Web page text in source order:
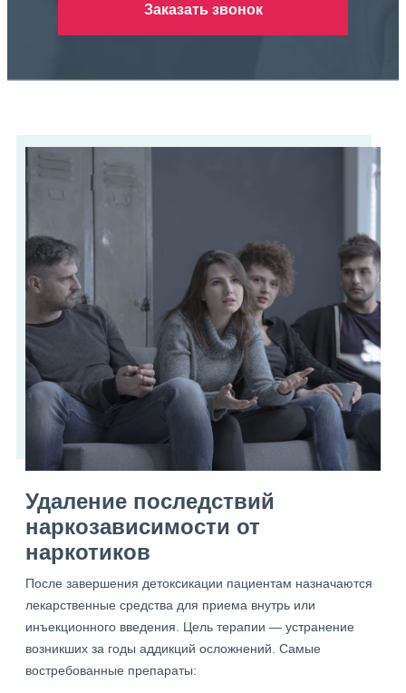
Заказать звонок
Удаление последствий
наркозависимости от
наркотиков
После завершения детоксикации пациентам назначаются
лекарственные средства для приема внутрь или
инъекционного введения. Цель терапии — устранение
возникших за годы аддикций осложнений. Самые
востребованные препараты: